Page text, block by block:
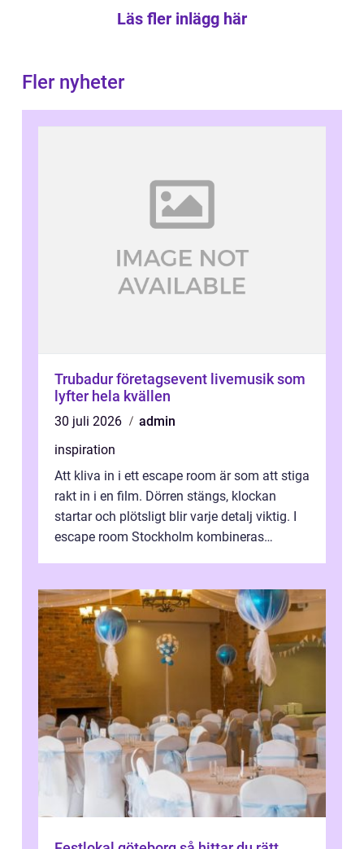
Läs fler inlägg här
Fler nyheter
Trubadur företagsevent livemusik som
lyfter hela kvällen
30 juli 2026
admin
inspiration
Att kliva in i ett escape room är som att stiga
rakt in i en film. Dörren stängs, klockan
startar och plötsligt blir varje detalj viktig. I
escape room Stockholm kombineras